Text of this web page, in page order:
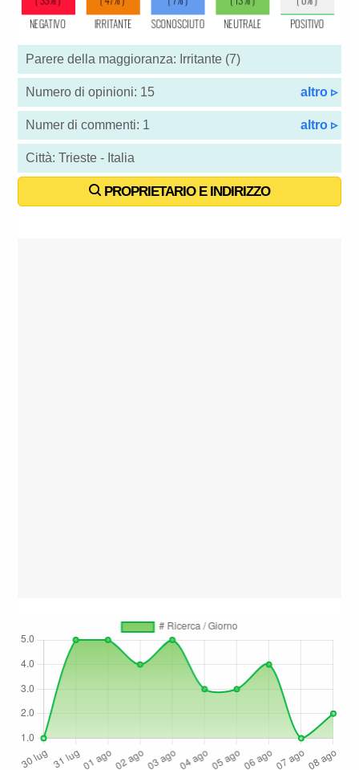
Parere della maggioranza: Irritante (7)
Numero di opinioni: 15 altro ▹
Numer di commenti: 1 altro ▹
Città: Trieste - Italia
PROPRIETARIO E INDIRIZZO